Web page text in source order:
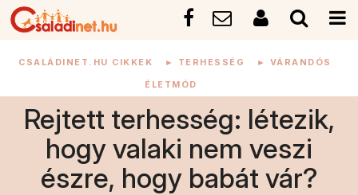
CSALÁDINET.HU CIKKEK ► TERHESSÉG ► VÁRANDÓS
ÉLETMÓD
Rejtett terhesség: létezik,
hogy valaki nem veszi
észre, hogy babát vár?